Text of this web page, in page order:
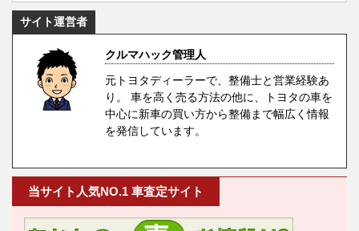
サイト運営者
クルマハック管理人
元トヨタディーラーで、整備士と営業経験あ
り。 車を高く売る方法の他に、トヨタの車を
中心に新車の買い方から整備まで幅広く情報
を発信しています。
当サイト人気NO.1 車査定サイト